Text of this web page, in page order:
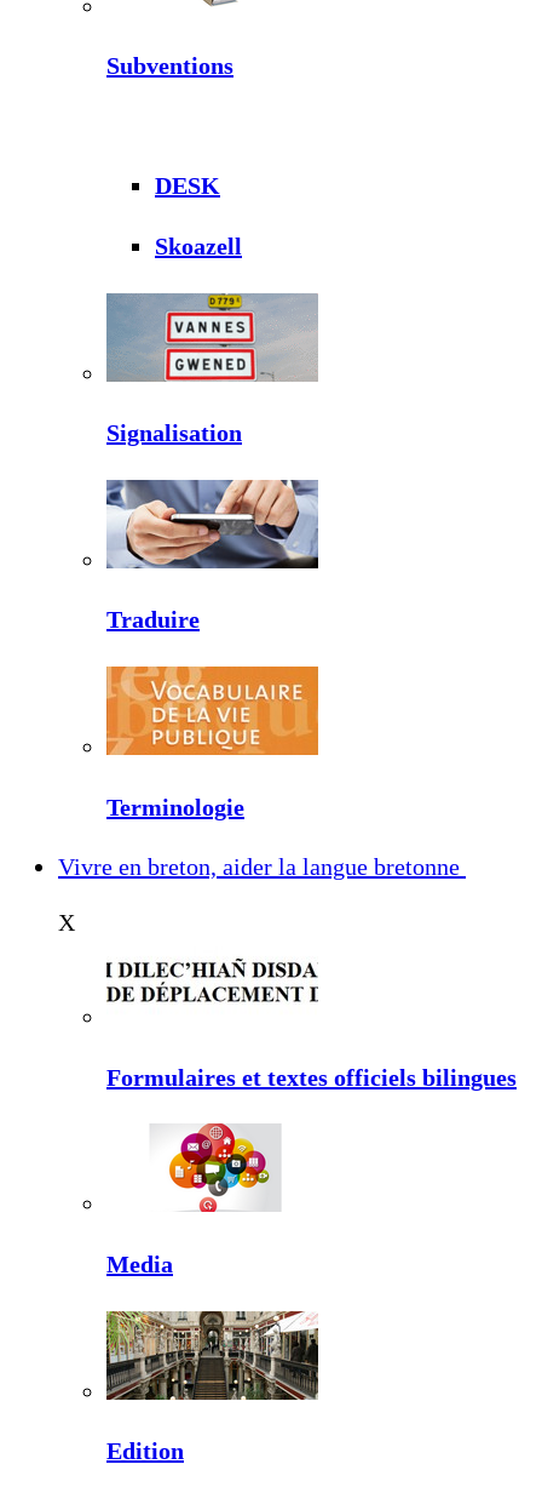
Subventions
DESK
Skoazell
Signalisation
Traduire
Terminologie
Vivre en breton, aider la langue bretonne
X
Formulaires et textes officiels bilingues
Media
Edition